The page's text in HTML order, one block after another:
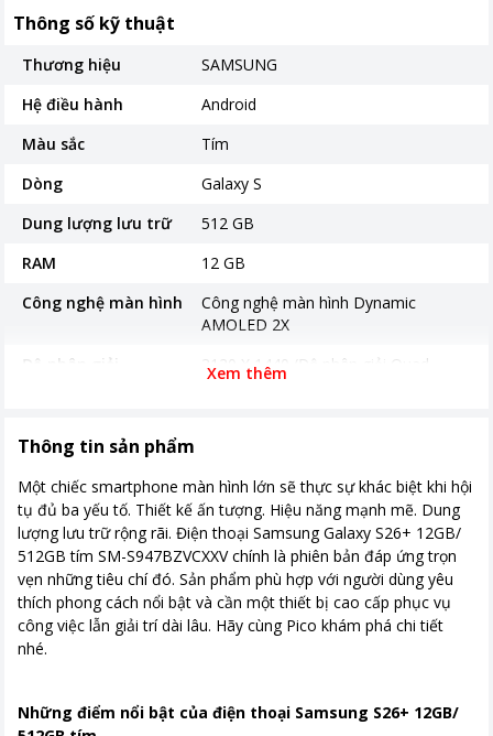
Thông số kỹ thuật
Thương hiệu
SAMSUNG
Hệ điều hành
Android
Màu sắc
Tím
Dòng
Galaxy S
Dung lượng lưu trữ
512 GB
RAM
12 GB
Công nghệ màn hình
Công nghệ màn hình Dynamic
AMOLED 2X
Độ phân giải
3120 X 1440 (Độ phân giải Quad
HD+)
Mặt kính cảm ứng
Kính cường lực Corning Gorilla Glass
Victus 2
Camera sau
Chính 50 MP & Phụ 12 MP, 10 MP
Camera trước
12 MP
Chip xử lý (CPU)
Exynos 2600
Pin & Sạc
Pin 4900 mAh Hỗ trợ sạc tối đa 45W
Xem thêm
Thông tin sản phẩm
Một chiếc smartphone màn hình lớn sẽ thực sự khác biệt khi hội
tụ đủ ba yếu tố. Thiết kế ấn tượng. Hiệu năng mạnh mẽ. Dung
lượng lưu trữ rộng rãi. Điện thoại Samsung Galaxy S26+ 12GB/
512GB tím SM-S947BZVCXXV chính là phiên bản đáp ứng trọn
vẹn những tiêu chí đó. Sản phẩm phù hợp với người dùng yêu
thích phong cách nổi bật và cần một thiết bị cao cấp phục vụ
công việc lẫn giải trí dài lâu. Hãy cùng Pico khám phá chi tiết
nhé.
Những điểm nổi bật của điện thoại Samsung S26+ 12GB/